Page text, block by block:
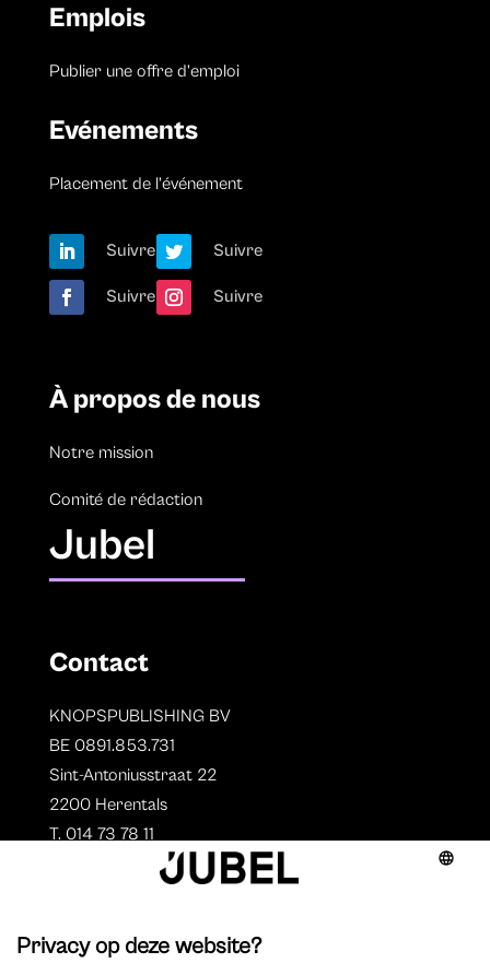
Emplois
Publier une offre d’emploi
Evénements
Placement de l’événement
Suivre Suivre
Suivre Suivre
À propos de nous
Notre mission
Comité de rédaction
Jubel
Contact
KNOPSPUBLISHING BV
BE 0891.853.731
Sint-Antoniusstraat 22
2200 Herentals
T. 014 73 78 11
Aperçu des auteurs